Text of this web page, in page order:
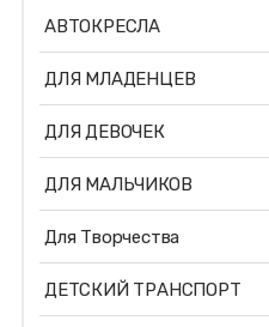
АВТОКРЕСЛА
ДЛЯ МЛАДЕНЦЕВ
ДЛЯ ДЕВОЧЕК
ДЛЯ МАЛЬЧИКОВ
Для Творчества
ДЕТСКИЙ ТРАНСПОРТ